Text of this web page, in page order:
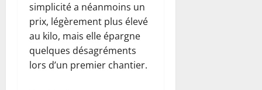
simplicité a néanmoins un
prix, légèrement plus élevé
au kilo, mais elle épargne
quelques désagréments
lors d’un premier chantier.